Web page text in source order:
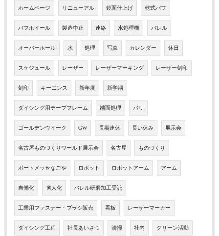
ホームページ リニューアル 鏡面仕上げ 乾式バフ
バフホイール 製造中止 連絡 水処理機 バレル
オーバーホール 水 処理 写真 カレンダー 休日
スケジュール レーザー レーザーマーキング レーザー刻印
刻印 キーエンス 新年度 新学期
ダイシング用テープフレーム 端面処理 バリ
ゴールデンウイーク GW 長期連休 長い休み 展示会
名古屋ものづくりワールド展示会 名古屋 ものづくり
ポートメッセなごや ロボット ロボットアーム アーム
自働化 省人化 バレル研磨加工受託
工業用ファスナー・ブラシ販売 看板 レーザーマーカー
ダイシング工程 社長あいさつ 清掃 社内 クリーン活動